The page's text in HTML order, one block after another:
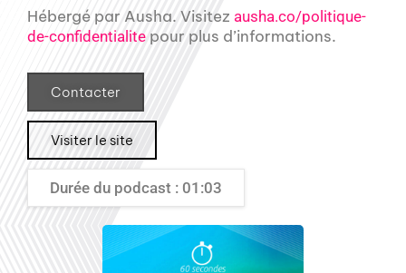
Hébergé par Ausha. Visitez ausha.co/politique-
de-confidentialite pour plus d’informations.
Contacter
Visiter le site
Durée du podcast : 01:03